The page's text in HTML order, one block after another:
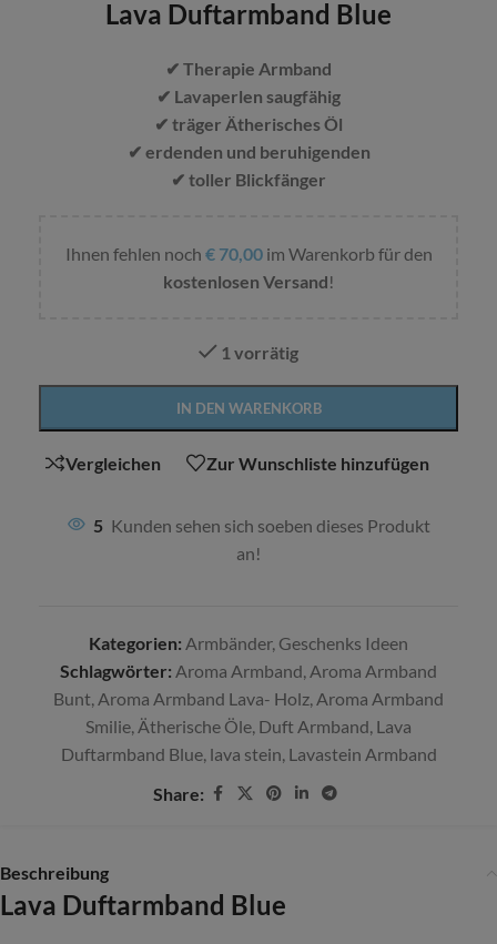
Lava Duftarmband Blue
✔ Therapie Armband
✔ Lavaperlen saugfähig
✔ träger Ätherisches Öl
✔ erdenden und beruhigenden
✔ toller Blickfänger
Ihnen fehlen noch €70,00im Warenkorb für den
kostenlosen Versand!
1 vorrätig
IN DEN WARENKORB
Alternative:
Vergleichen Zur Wunschliste hinzufügen
5 Kunden sehen sich soeben dieses Produkt
an!
Kategorien: Armbänder, Geschenks Ideen
Schlagwörter: Aroma Armband, Aroma Armband
Bunt, Aroma Armband Lava- Holz, Aroma Armband
Smilie, Ätherische Öle, Duft Armband, Lava
Duftarmband Blue, lava stein, Lavastein Armband
Share:
Beschreibung
Lava Duftarmband Blue